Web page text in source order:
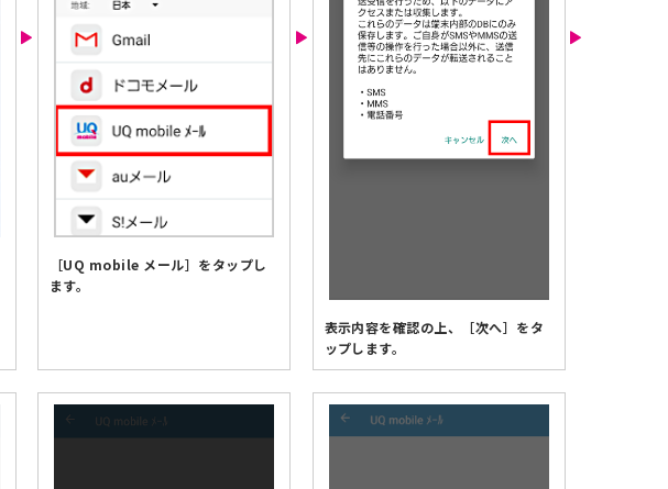
［UQ mobile メール］をタップし
ます。
表示内容を確認の上、［次へ］をタ
ップします。